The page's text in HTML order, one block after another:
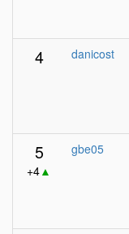
4 danicost
5
+4▲
gbe05